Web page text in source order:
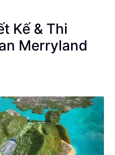
Kế & Thi
Merryland